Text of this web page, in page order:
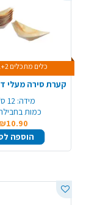
כלים מתכלים 1+2 מתנה
מידה: 12 ס"מ
כמות
הוספה